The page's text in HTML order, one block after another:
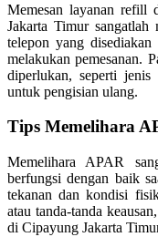
Memesan layanan
Jakarta Timur
telepon yang
melakukan pemesanan.
diperlukan, seperti
untuk pengisian ulang.
Tips Memelihara
Memelihara APAR
berfungsi dengan baik
tekanan dan kondisi
atau tanda-tanda
di Cipayung Jakarta